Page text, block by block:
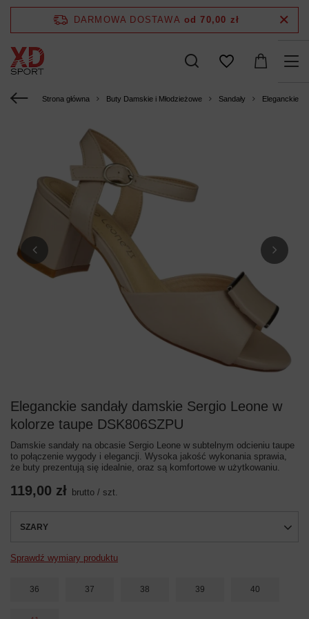
DARMOWA DOSTAWA od 70,00 zł
Strona główna Buty Damskie i Młodzieżowe Sandały Eleganckie
Eleganckie sandały damskie Sergio Leone w
kolorze taupe DSK806SZPU
Damskie sandały na obcasie Sergio Leone w subtelnym odcieniu taupe
to połączenie wygody i elegancji. Wysoka jakość wykonania sprawia,
że buty prezentują się idealnie, oraz są komfortowe w użytkowaniu.
119,00 zł brutto / szt.
SZARY
Sprawdź wymiary produktu
36 37 38 39 40